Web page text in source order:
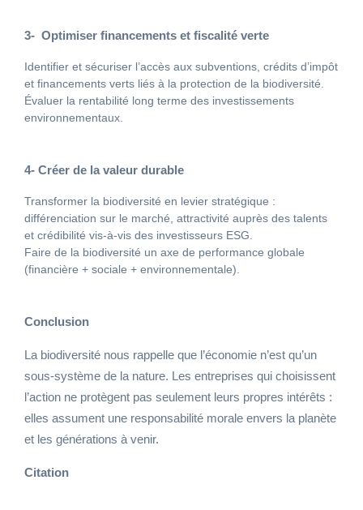
3- Optimiser financements et fiscalité verte
Identifier et sécuriser l’accès aux subventions, crédits d’impôt
et financements verts liés à la protection de la biodiversité.
Évaluer la rentabilité long terme des investissements
environnementaux.
4- Créer de la valeur durable
Transformer la biodiversité en levier stratégique :
différenciation sur le marché, attractivité auprès des talents
et crédibilité vis-à-vis des investisseurs ESG.
Faire de la biodiversité un axe de performance globale
(financière + sociale + environnementale).
Conclusion
La biodiversité nous rappelle que l’économie n’est qu’un
sous-système de la nature. Les entreprises qui choisissent
l’action ne protègent pas seulement leurs propres intérêts :
elles assument une responsabilité morale envers la planète
et les générations à venir.
Citation